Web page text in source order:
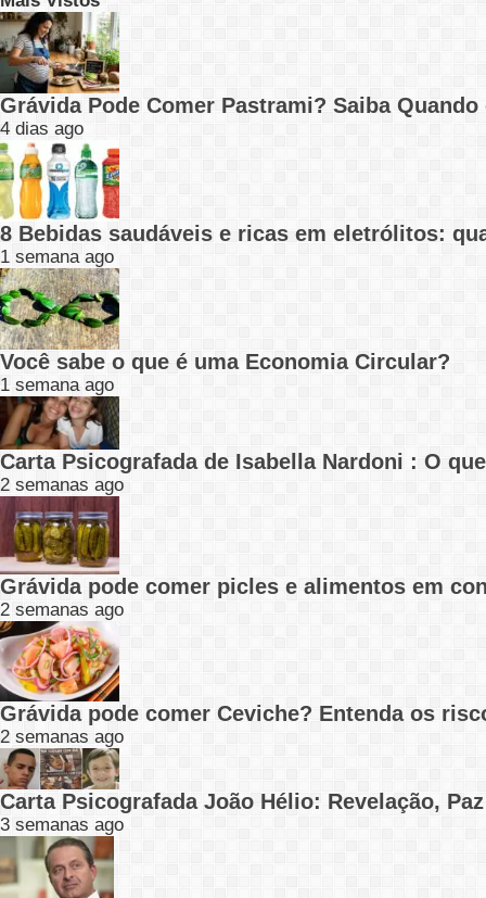
Grávida Pode Comer Pastrami? Saiba
4 dias ago
8 Bebidas saudáveis e ricas em eletrólitos:
1 semana ago
Você sabe o que é uma Economia Circular?
1 semana ago
Carta Psicografada de Isabella Nardoni : O
2 semanas ago
Grávida pode comer picles e alimentos em
2 semanas ago
Grávida pode comer Ceviche? Entenda os
2 semanas ago
Carta Psicografada João Hélio: Revelação,
3 semanas ago